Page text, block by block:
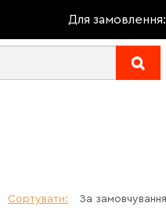
Для замовлення:
Сортувати: